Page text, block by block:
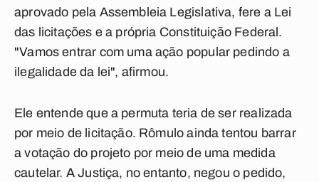
aprovado pela Assembleia Legislativa, fere a Lei
das licitações e a própria Constituição Federal.
"Vamos entrar com uma ação popular pedindo a
ilegalidade da lei", afirmou.
Ele entende que a permuta teria de ser realizada
por meio de licitação. Rômulo ainda tentou barrar
a votação do projeto por meio de uma medida
cautelar. A Justiça, no entanto, negou o pedido,